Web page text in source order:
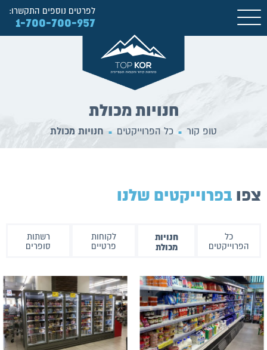
לפרטים נוספים התקשרו:
1-700-700-957
חנויות מכולת
טופ קור ■ כל הפרוייקטים ■ חנויות מכולת
צפו בפרוייקטים שלנו
כל
הפרוייקטים
חנויות
מכולת
לקוחות
פרטיים
רשתות
סופרים